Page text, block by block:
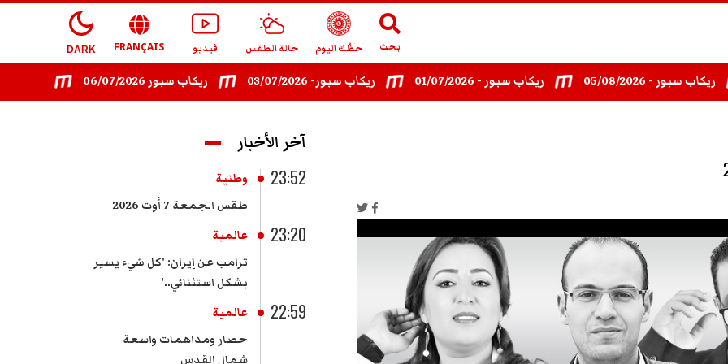
بحث حظّك اليوم حالة الطقس فيديو FRANÇAIS
DARK
ريكاب سبور - 08/07/2026 ريكاب سبور 06/07/2026 ريكاب سبور- 03/07/2026 ريكاب سبور - 01/07/2026 - 05/08/2026
آخر الأخبار
23:52
وطنية
طقس الجمعة 7 أوت 2026
23:20
عالمية
ترامب عن إيران: 'كل شيء يسير
بشكل استثنائي..'
22:59
عالمية
حصار ومداهمات واسعة
شمال القدس